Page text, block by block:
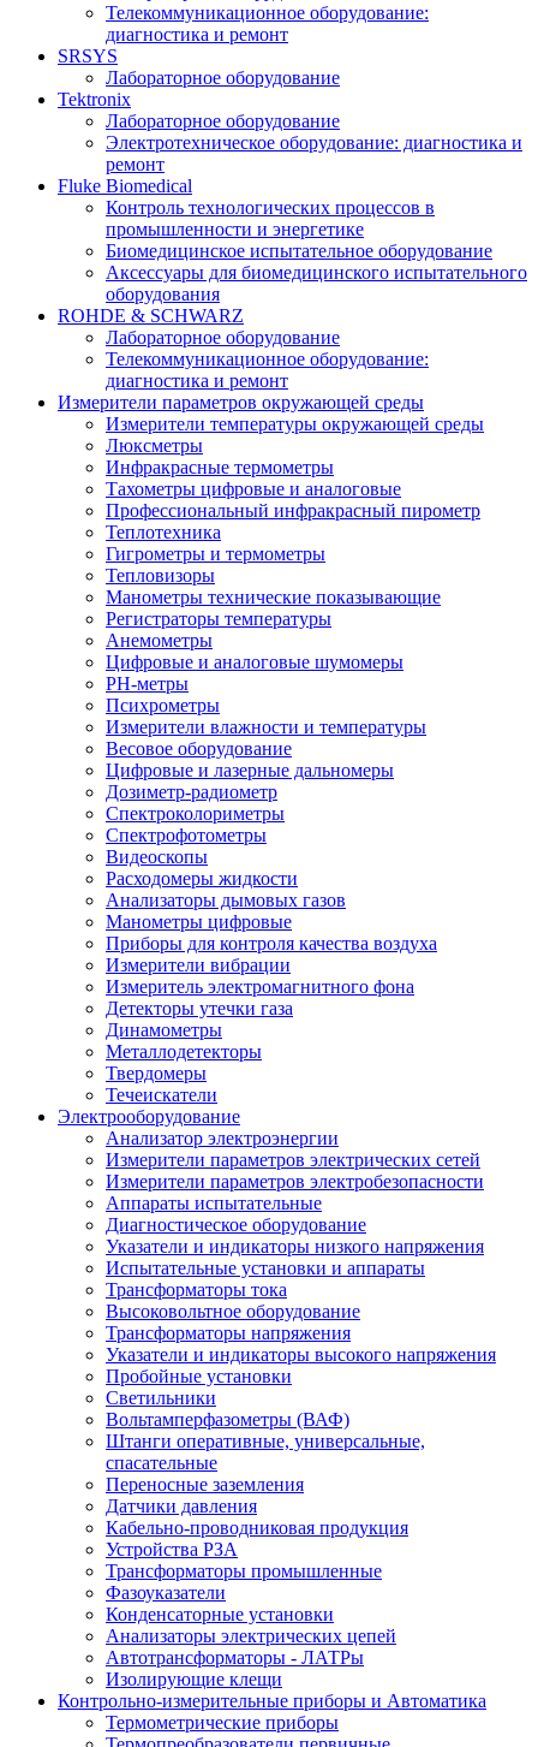
Телекоммуникационное оборудование:
диагностика и ремонт
SRSYS
Лабораторное оборудование
Tektronix
Лабораторное оборудование
Электротехническое оборудование: диагностика и
ремонт
Fluke Biomedical
Контроль технологических процессов в
промышленности и энергетике
Биомедицинское испытательное оборудование
Аксессуары для биомедицинского испытательного
оборудования
ROHDE & SCHWARZ
Лабораторное оборудование
Телекоммуникационное оборудование:
диагностика и ремонт
Измерители параметров окружающей среды
Измерители температуры окружающей среды
Люксметры
Инфракрасные термометры
Тахометры цифровые и аналоговые
Профессиональный инфракрасный пирометр
Теплотехника
Гигрометры и термометры
Тепловизоры
Манометры технические показывающие
Регистраторы температуры
Анемометры
Цифровые и аналоговые шумомеры
PH-метры
Психрометры
Измерители влажности и температуры
Весовое оборудование
Цифровые и лазерные дальномеры
Дозиметр-радиометр
Спектроколориметры
Спектрофотометры
Видеоскопы
Расходомеры жидкости
Анализаторы дымовых газов
Манометры цифровые
Приборы для контроля качества воздуха
Измерители вибрации
Измеритель электромагнитного фона
Детекторы утечки газа
Динамометры
Металлодетекторы
Твердомеры
Течеискатели
Электрооборудование
Анализатор электроэнергии
Измерители параметров электрических сетей
Измерители параметров электробезопасности
Аппараты испытательные
Диагностическое оборудование
Указатели и индикаторы низкого напряжения
Испытательные установки и аппараты
Трансформаторы тока
Высоковольтное оборудование
Трансформаторы напряжения
Указатели и индикаторы высокого напряжения
Пробойные установки
Светильники
Вольтамперфазометры (ВАФ)
Штанги оперативные, универсальные,
спасательные
Переносные заземления
Датчики давления
Кабельно-проводниковая продукция
Устройства РЗА
Трансформаторы промышленные
Фазоуказатели
Конденсаторные установки
Анализаторы электрических цепей
Автотрансформаторы - ЛАТРы
Изолирующие клещи
Контрольно-измерительные приборы и Автоматика
Термометрические приборы